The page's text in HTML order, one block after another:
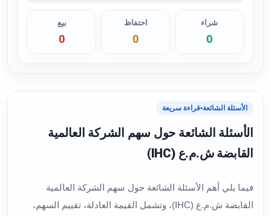
شراء
0
احتفاظ
0
بيع
0
الأسئلة الشائعة•قراءة سريعة
الأسئلة الشائعة حول سهم الشركة العالمية
القابضة ش.م.ع (IHC)
فيما يلي أهم الأسئلة الشائعة حول سهم الشركة العالمية
القابضة ش.م.ع (IHC)، وتشمل القيمة العادلة، تقييم السهم،